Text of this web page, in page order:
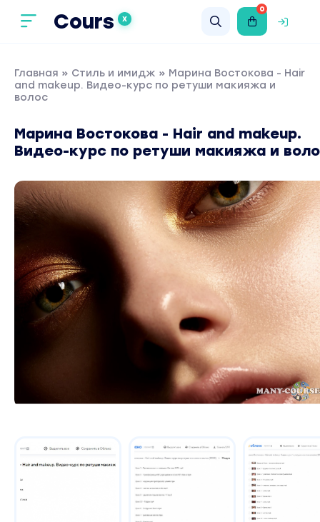
Cours X
0
Главная » Стиль и имидж » Марина Востокова - Hair
and makeup. Видео-курс по ретуши макияжа и
волос
Марина Востокова - Hair and makeup.
Видео-курс по ретуши макияжа и